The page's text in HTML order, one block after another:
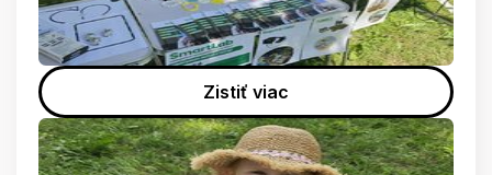
Zistiť viac